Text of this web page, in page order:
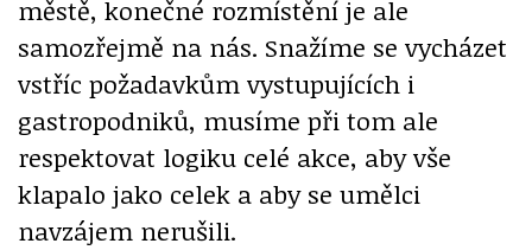
městě, konečné rozmístění je ale
samozřejmě na nás. Snažíme se vycházet
vstříc požadavkům vystupujících i
gastropodniků, musíme při tom ale
respektovat logiku celé akce, aby vše
klapalo jako celek a aby se umělci
navzájem nerušili.